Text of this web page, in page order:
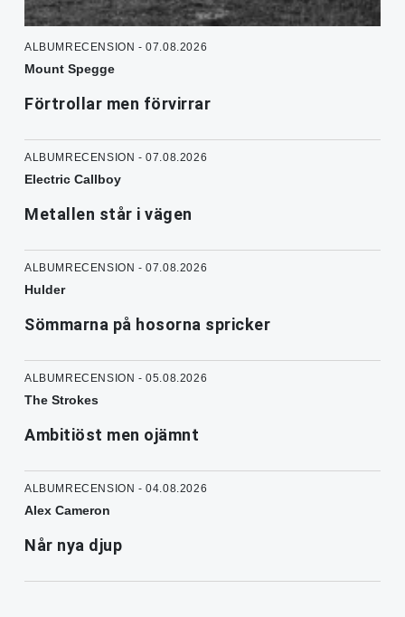
ALBUMRECENSION - 07.08.2026
Mount Spegge
Förtrollar men förvirrar
ALBUMRECENSION - 07.08.2026
Electric Callboy
Metallen står i vägen
ALBUMRECENSION - 07.08.2026
Hulder
Sömmarna på hosorna spricker
ALBUMRECENSION - 05.08.2026
The Strokes
Ambitiöst men ojämnt
ALBUMRECENSION - 04.08.2026
Alex Cameron
Når nya djup